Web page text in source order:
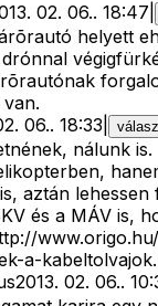
02. 06.. 18:47
helyett
06.. 18:33 válasz
nálunk is.
aztán lehessen
és a MÁV is,
a-
2013. 02. 06..